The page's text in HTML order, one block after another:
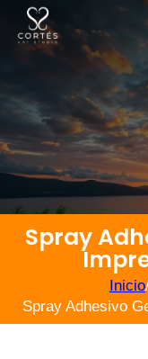
Spray
Inicio
Spray Adhesivo